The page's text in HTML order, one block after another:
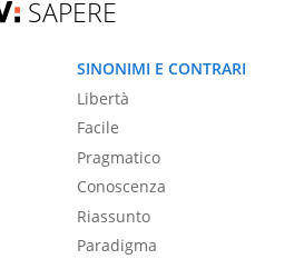
SAPERE
SINONIMI E CONTRARI
Libertà
Facile
Pragmatico
Conoscenza
Riassunto
Paradigma